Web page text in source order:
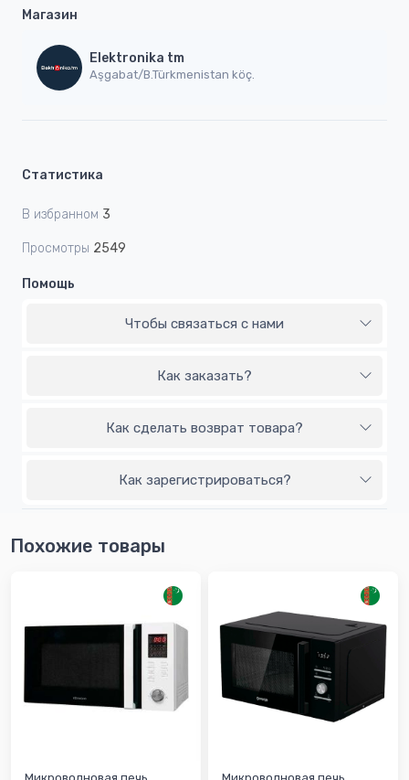
Магазин
Elektronika tm
Aşgabat/B.Türkmenistan köç.
Статистика
В избранном 3
Просмотры 2549
Помощь
Чтобы связаться с нами
Как заказать?
Как сделать возврат товара?
Как зарегистрироваться?
Похожие товары